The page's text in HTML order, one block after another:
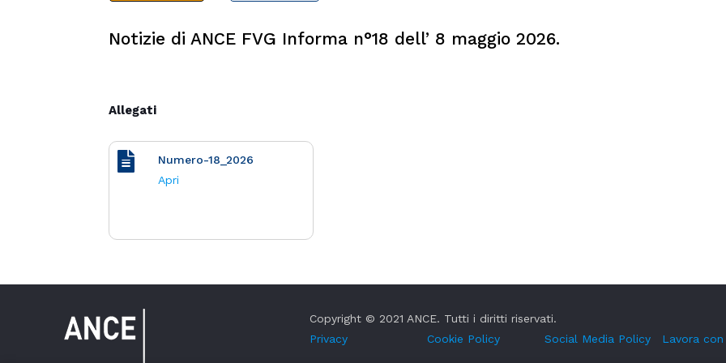
Notizie di ANCE FVG Informa n°18 dell’ 8 maggio 2026.
Allegati
Numero-18_2026
Apri
Copyright © 2021 ANCE. Tutti i diritti riservati.
Privacy
Cookie Policy Social Media Policy Lavora